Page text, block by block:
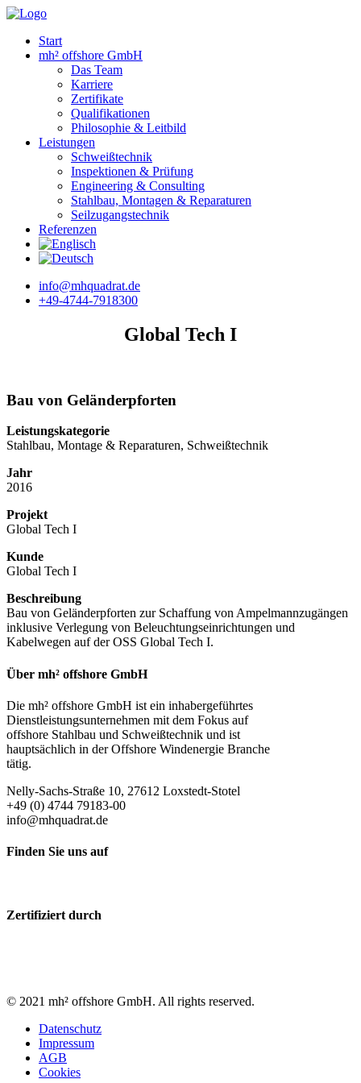
Start
mh² offshore GmbH
Das Team
Karriere
Zertifikate
Qualifikationen
Philosophie & Leitbild
Leistungen
Schweißtechnik
Inspektionen & Prüfung
Engineering & Consulting
Stahlbau, Montagen & Reparaturen
Seilzugangstechnik
Referenzen
info@mhquadrat.de
+49-4744-7918300
Global Tech I
Bau von Geländerpforten
Leistungskategorie
Stahlbau, Montage & Reparaturen, Schweißtechnik
Jahr
2016
Projekt
Global Tech I
Kunde
Global Tech I
Beschreibung
Bau von Geländerpforten zur Schaffung von Ampelmannzugängen
inklusive Verlegung von Beleuchtungseinrichtungen und
Kabelwegen auf der OSS Global Tech I.
Über mh² offshore GmbH
Die mh² offshore GmbH ist ein inhabergeführtes
Dienstleistungsunternehmen mit dem Fokus auf
offshore Stahlbau und Schweißtechnik und ist
hauptsächlich in der Offshore Windenergie Branche
tätig.
Nelly-Sachs-Straße 10, 27612 Loxstedt-Stotel
+49 (0) 4744 79183-00
info@mhquadrat.de
Finden Sie uns auf
Zertifiziert durch
© 2021 mh² offshore GmbH. All rights reserved.
Datenschutz
Impressum
AGB
Cookies